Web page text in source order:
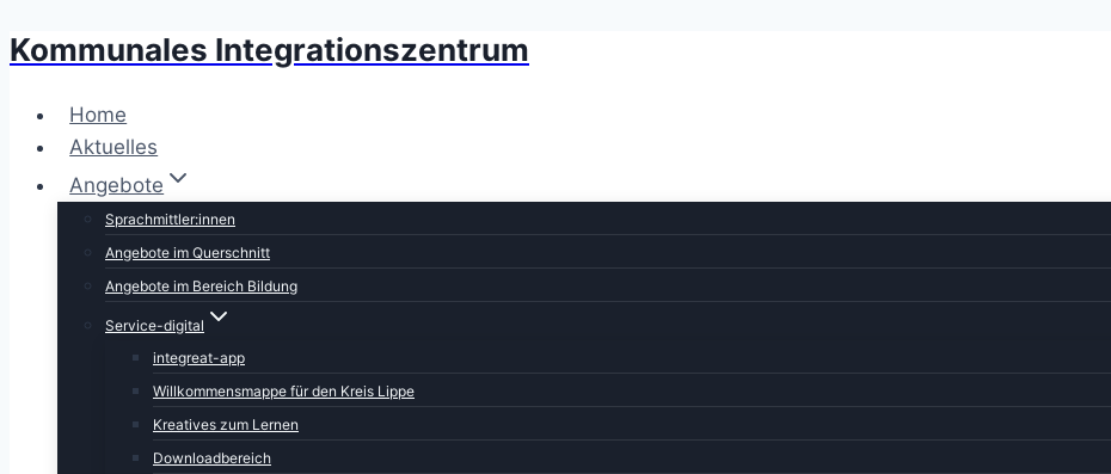
Zum
springen
Kommunales Integrationszentrum
Home
Aktuelles
Angebote
Sprachmittler:innen
Angebote im Querschnitt
Angebote im Bereich Bildung
Service-digital
integreat-app
Willkommensmappe für den Kreis Lippe
Kreatives zum Lernen
Downloadbereich